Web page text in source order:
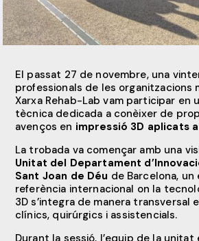
El passat 27 de novembre, una
professionals de les organitzacions
Xarxa Rehab-Lab vam participar en
tècnica dedicada a conèixer de
avenços en impressió 3D aplicats
La trobada va començar amb una
Unitat del Departament
Sant Joan de Déu de Barcelona, un
referència internacional on la
3D s’integra de manera transversal
clínics, quirúrgics i assistencials.